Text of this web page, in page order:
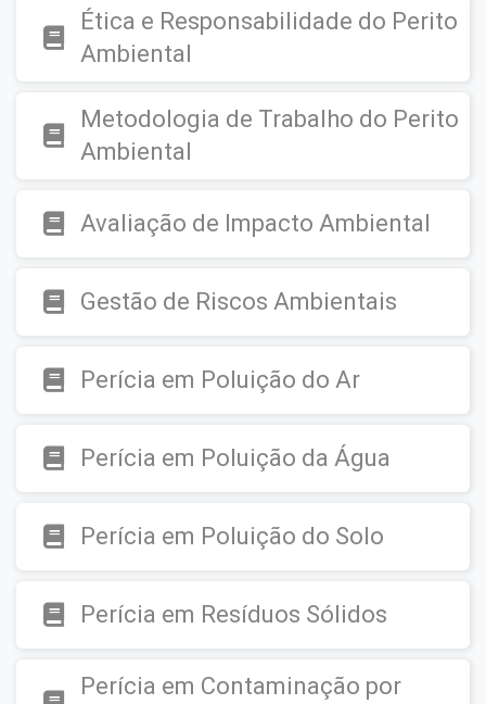
Ética e Responsabilidade do Perito
Ambiental
Metodologia de Trabalho do Perito
Ambiental
Avaliação de Impacto Ambiental
Gestão de Riscos Ambientais
Perícia em Poluição do Ar
Perícia em Poluição da Água
Perícia em Poluição do Solo
Perícia em Resíduos Sólidos
Perícia em Contaminação por